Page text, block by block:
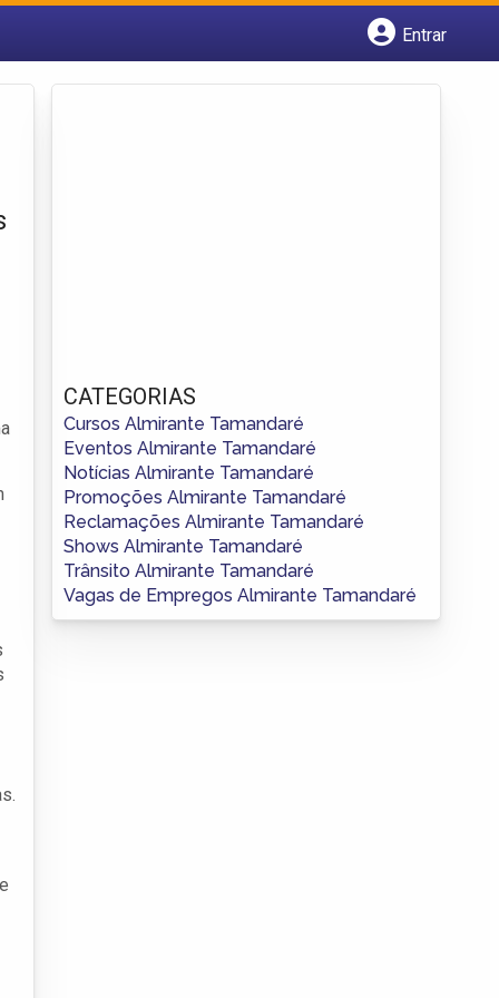
Entrar
CATEGORIAS
Cursos Almirante Tamandaré
Eventos Almirante Tamandaré
Notícias Almirante Tamandaré
Promoções Almirante Tamandaré
Reclamações Almirante Tamandaré
Shows Almirante Tamandaré
Trânsito Almirante Tamandaré
Vagas de Empregos Almirante Tamandaré